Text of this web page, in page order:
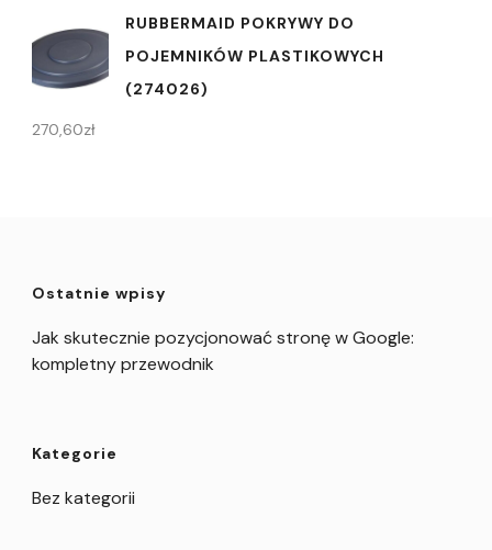
RUBBERMAID POKRYWY DO
POJEMNIKÓW PLASTIKOWYCH
(274026)
270,60zł
Ostatnie wpisy
Jak skutecznie pozycjonować stronę w Google:
kompletny przewodnik
Kategorie
Bez kategorii